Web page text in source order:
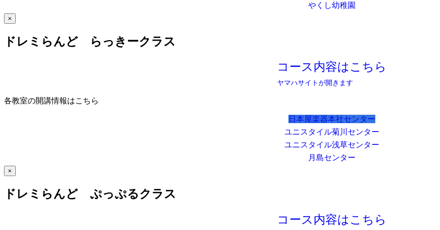
やくし幼稚園
×
ドレミらんど らっきークラス
コース内容はこちら
ヤマハサイトが開きます
各教室の開講情報はこちら
日本屋楽器本社センター
ユニスタイル菊川センター
ユニスタイル浅草センター
月島センター
×
ドレミらんど ぷっぷるクラス
コース内容はこちら